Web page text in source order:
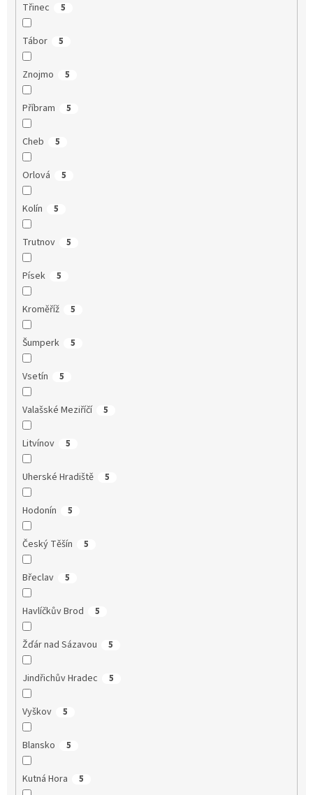
Třinec 5
Tábor 5
Znojmo 5
Příbram 5
Cheb 5
Orlová 5
Kolín 5
Trutnov 5
Písek 5
Kroměříž 5
Šumperk 5
Vsetín 5
Valašské Meziříčí 5
Litvínov 5
Uherské Hradiště 5
Hodonín 5
Český Těšín 5
Břeclav 5
Havlíčkův Brod 5
Žďár nad Sázavou 5
Jindřichův Hradec 5
Vyškov 5
Blansko 5
Kutná Hora 5